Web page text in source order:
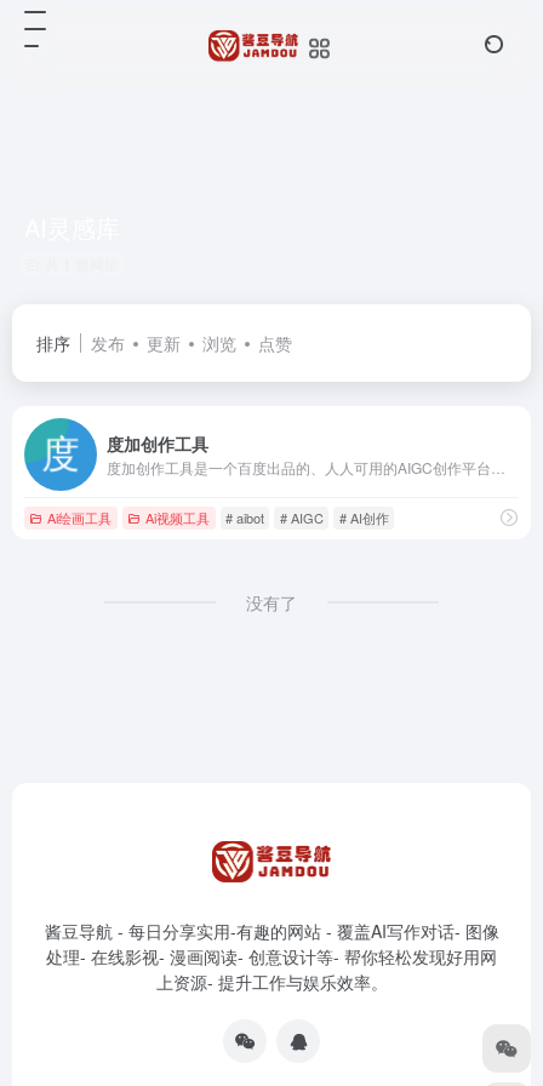
排序 发布 更新 浏览 点赞
度加创作工具
Ai绘画工具 Ai视频工具 # aibot # AIGC # AI创作
没有了
酱豆导航 - 每日分享实用-有趣的网站 - 覆盖AI写作对话- 图像
处理- 在线影视- 漫画阅读- 创意设计等- 帮你轻松发现好用网
上资源- 提升工作与娱乐效率。